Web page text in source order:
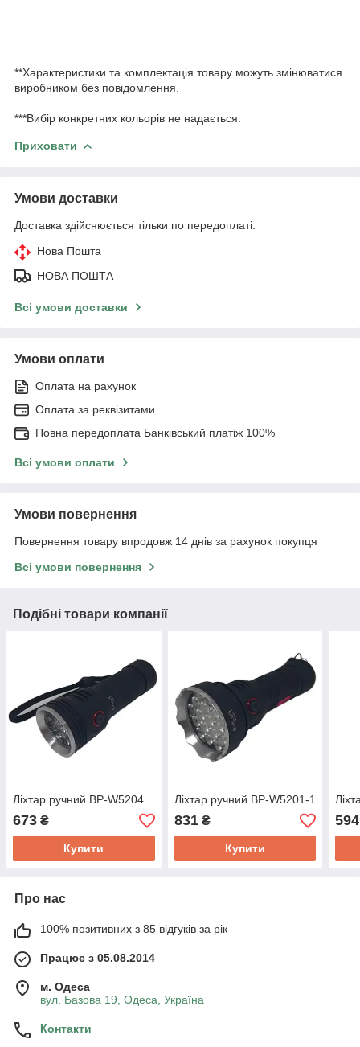
**Характеристики та комплектація товару можуть змінюватися
виробником без повідомлення.
***Вибір конкретних кольорів не надається.
Приховати
Умови доставки
Доставка здійснюється тільки по передоплаті.
Нова Пошта
НОВА ПОШТА
Всі умови доставки
Умови оплати
Оплата на рахунок
Оплата за реквізитами
Повна передоплата Банківський платіж 100%
Всі умови оплати
Умови повернення
Повернення товару впродовж 14 днів за рахунок покупця
Всі умови повернення
Подібні товари компанії
Ліхтар ручний BP-W5204
673 ₴
Купити
Ліхтар ручний BP-W5201-1
831₴
Купити
594
Про нас
100% позитивних з 85 відгуків за рік
Працює з 05.08.2014
м. Одеса
вул. Базова 19, Одеса, Україна
Контакти